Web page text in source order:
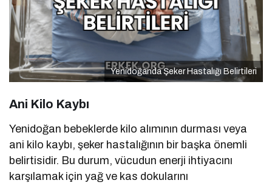
Yenidoğanda Şeker Hastalığı Belirtileri
Ani Kilo Kaybı
Yenidoğan bebeklerde kilo alımının durması veya
ani kilo kaybı, şeker hastalığının bir başka önemli
belirtisidir. Bu durum, vücudun enerji ihtiyacını
karşılamak için yağ ve kas dokularını